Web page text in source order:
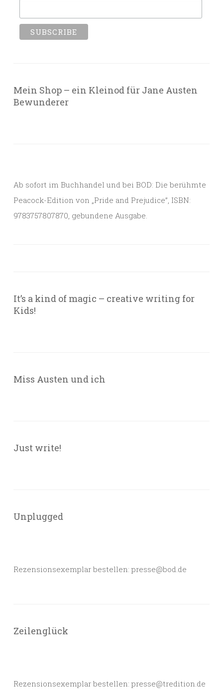
Mein Shop – ein Kleinod für Jane Austen
Bewunderer
Ab sofort im Buchhandel und bei BOD: Die berühmte
Peacock-Edition von „Pride and Prejudice”, ISBN:
9783757807870, gebundene Ausgabe.
It’s a kind of magic – creative writing for
Kids!
Miss Austen und ich
Just write!
Unplugged
Rezensionsexemplar bestellen: presse@bod.de
Zeilenglück
Rezensionsexemplar bestellen: presse@tredition.de